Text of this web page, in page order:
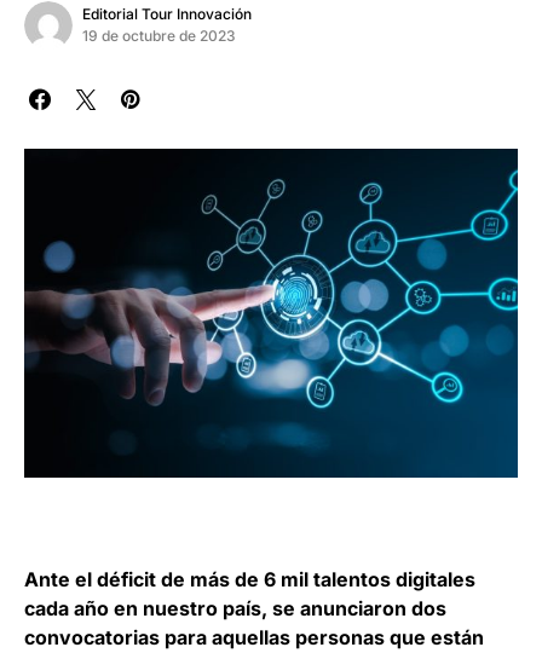
Editorial Tour Innovación
19 de octubre de 2023
Ante el déficit de más de 6 mil talentos digitales
cada año en nuestro país, se anunciaron dos
convocatorias para aquellas personas que están